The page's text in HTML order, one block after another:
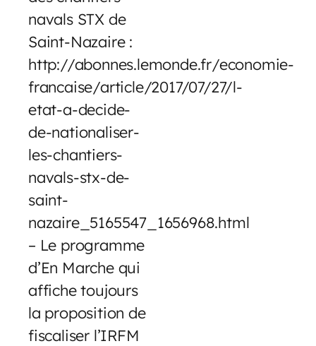
navals STX de
Saint-Nazaire :
http://abonnes.lemonde.fr/economie-
francaise/article/2017/07/27/l-
etat-a-decide-
de-nationaliser-
les-chantiers-
navals-stx-de-
saint-
nazaire_5165547_1656968.html
– Le programme
d’En Marche qui
affiche toujours
la proposition de
fiscaliser l’IRFM